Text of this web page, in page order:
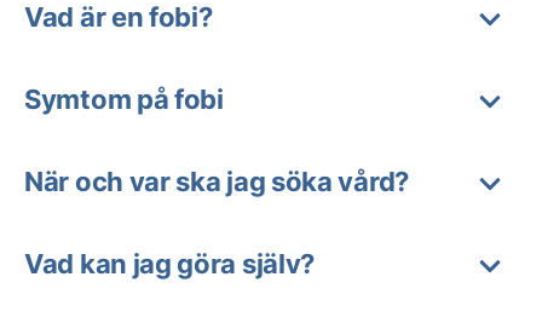
Vad är en fobi?
Symtom på fobi
När och var ska jag söka vård?
Vad kan jag göra själv?